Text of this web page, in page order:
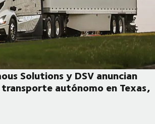
Solutions y DSV anuncian
autónomo en Texas,
y DSV anuncian operaciones de